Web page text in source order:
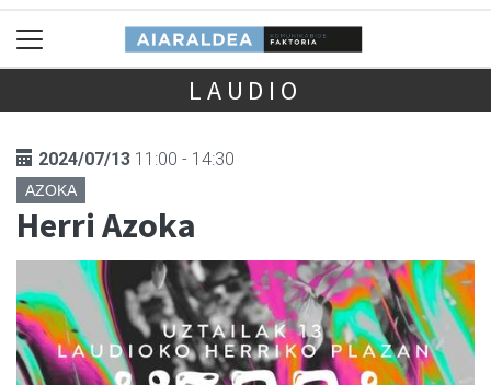
LAUDIO
2024/07/13 11:00 - 14:30
AZOKA
Herri Azoka